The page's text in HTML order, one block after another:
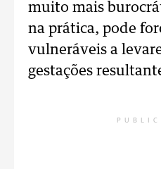
muito mais
na prática, pode
vulneráveis a
gestações